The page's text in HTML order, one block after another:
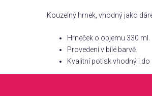
Kouzelný hrnek, vhodný jako
Hrneček o objemu 330 ml.
Provedení v bílé barvě.
Kvalitní potisk vhodný i